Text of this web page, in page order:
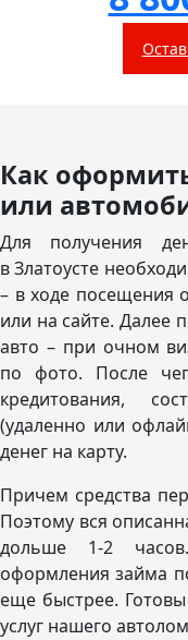
Как
или
Для получения
в Златоусте
– в ходе посещения
или на сайте. Далее
авто – при очном
по фото. После
кредитования,
(удаленно или
денег на карту.
Причем средства
Поэтому вся
дольше 1-2
оформления займа
еще быстрее.
услуг нашего